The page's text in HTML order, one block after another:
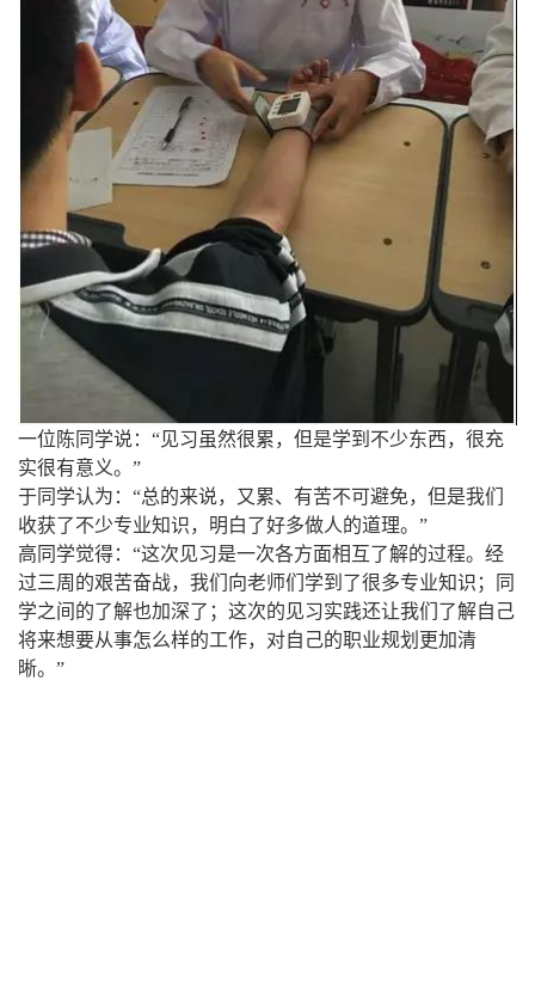
一位陈同学说：“见习虽然很累，但是学到不少东西，很充
实很有意义。”
于同学认为：“总的来说，又累、有苦不可避免，但是我们
收获了不少专业知识，明白了好多做人的道理。”
高同学觉得：“这次见习是一次各方面相互了解的过程。经
过三周的艰苦奋战，我们向老师们学到了很多专业知识；同
学之间的了解也加深了；这次的见习实践还让我们了解自己
将来想要从事怎么样的工作，对自己的职业规划更加清
晰。”